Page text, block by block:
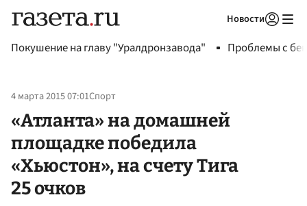
Новости
Покушение на главу "Уралдронзавода" Проблемы с
4 марта 2015 07:01Спорт
«Атланта» на домашней
площадке победила
«Хьюстон», на счету Тига
25 очков